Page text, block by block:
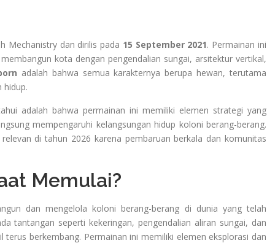
Mechanistry dan dirilis pada 15 September 2021. Permainan ini
kota dengan pengendalian sungai, arsitektur vertikal,
adalah bahwa semua karakternya berupa hewan, terutama
hidup.
adalah bahwa permainan ini memiliki elemen strategi yang
mempengaruhi kelangsungan hidup koloni berang-berang.
di tahun 2026 karena pembaruan berkala dan komunitas
Memulai?
dan mengelola koloni berang-berang di dunia yang telah
tantangan seperti kekeringan, pengendalian aliran sungai, dan
berkembang. Permainan ini memiliki elemen eksplorasi dan